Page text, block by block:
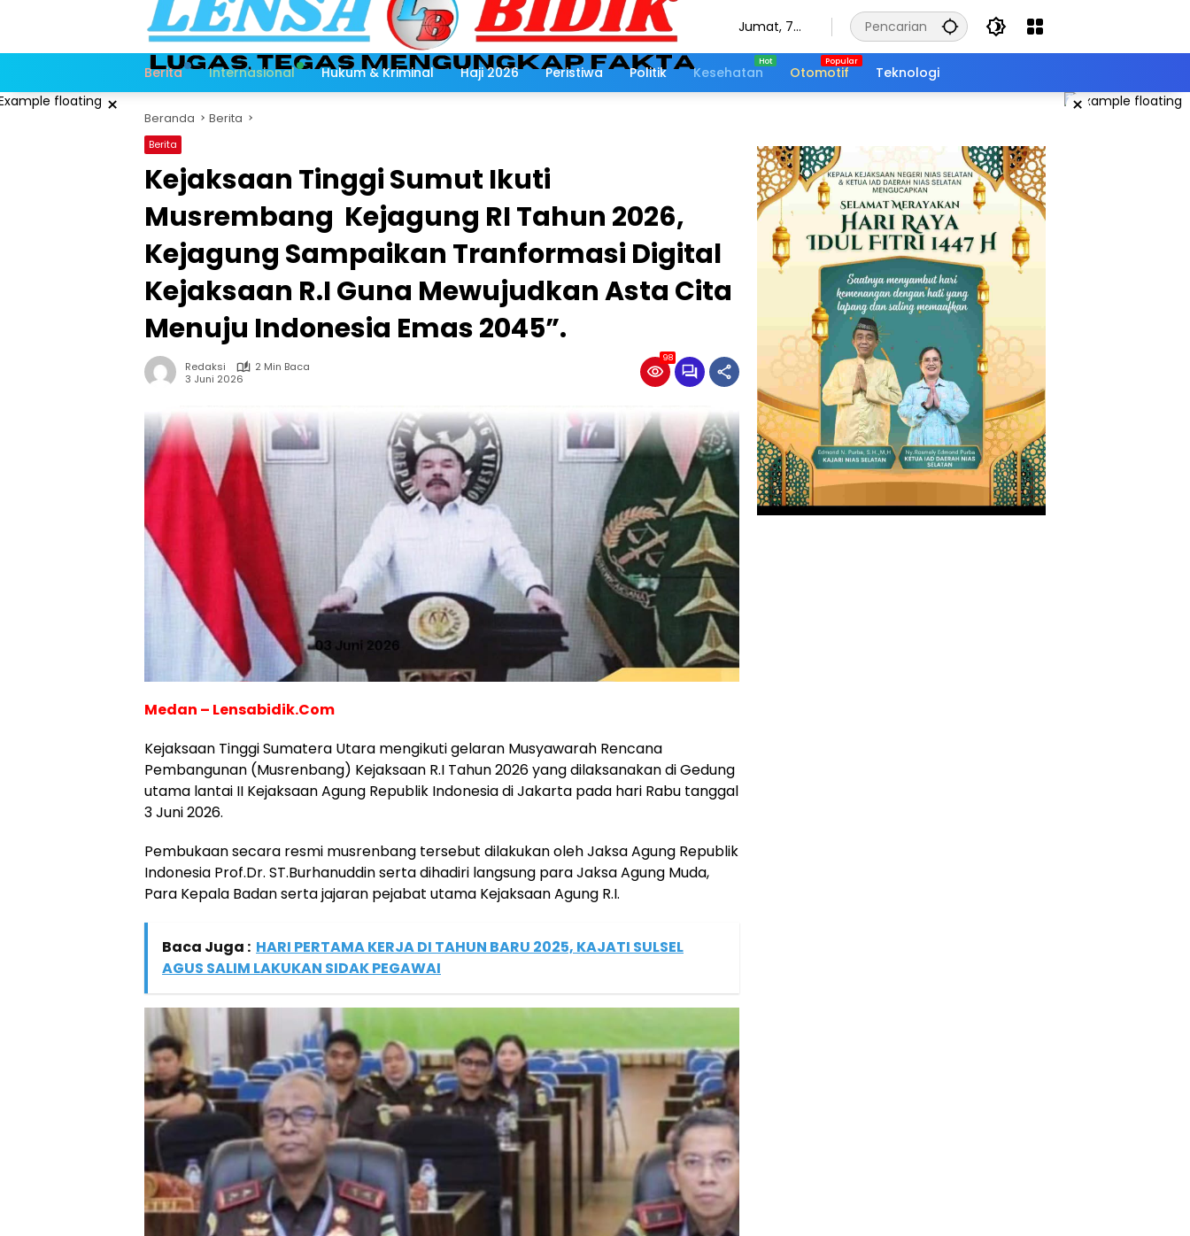
Jumat, 7
2026
Berita Internasional Hukum & Kriminal Haji 2026 Peristiwa Politik Kesehatan Otomotif Teknologi
× ×
Beranda Berita
Berita
Kejaksaan Tinggi Sumut Ikuti
Musrembang Kejagung RI Tahun 2026,
Kejagung Sampaikan Tranformasi Digital
Kejaksaan R.I Guna Mewujudkan Asta Cita
Menuju Indonesia Emas 2045”.
Redaksi
2 Min Baca
3 Juni 2026
98
Medan – Lensabidik.Com
Kejaksaan Tinggi Sumatera Utara mengikuti gelaran Musyawarah Rencana
Pembangunan (Musrenbang) Kejaksaan R.I Tahun 2026 yang dilaksanakan di Gedung
utama lantai II Kejaksaan Agung Republik Indonesia di Jakarta pada hari Rabu tanggal
3 Juni 2026.
Pembukaan secara resmi musrenbang tersebut dilakukan oleh Jaksa Agung Republik
Indonesia Prof.Dr. ST.Burhanuddin serta dihadiri langsung para Jaksa Agung Muda,
Para Kepala Badan serta jajaran pejabat utama Kejaksaan Agung R.I.
Baca Juga : HARI PERTAMA KERJA DI TAHUN BARU 2025, KAJATI SULSEL
AGUS SALIM LAKUKAN SIDAK PEGAWAI